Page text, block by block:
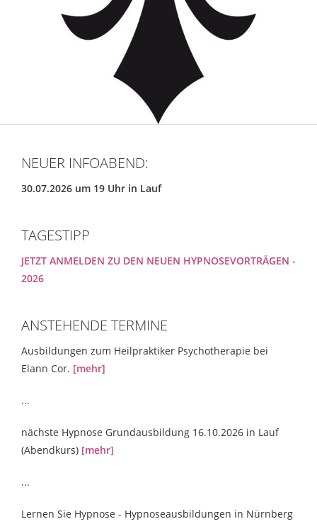
NEUER INFOABEND:
30.07.2026 um 19 Uhr in Lauf
TAGESTIPP
JETZT ANMELDEN ZU DEN NEUEN HYPNOSEVORTRÄGEN -
2026
ANSTEHENDE TERMINE
Ausbildungen zum Heilpraktiker Psychotherapie bei
Elann Cor. [mehr]
...
nächste Hypnose Grundausbildung 16.10.2026 in Lauf
(Abendkurs) [mehr]
...
Lernen Sie Hypnose - Hypnoseausbildungen in Nürnberg